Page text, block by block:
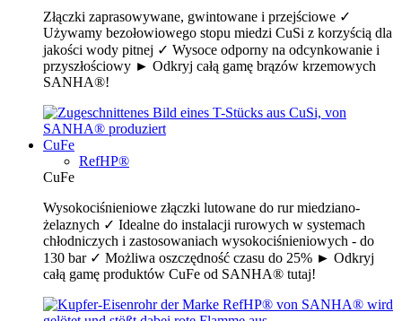
Złączki zaprasowywane, gwintowane i przejściowe ✓
Używamy bezołowiowego stopu miedzi CuSi z korzyścią dla
jakości wody pitnej ✓ Wysoce odporny na odcynkowanie i
przyszłościowy ► Odkryj całą gamę brązów krzemowych
SANHA®!
CuFe
RefHP®
CuFe
Wysokociśnieniowe złączki lutowane do rur miedziano-
żelaznych ✓ Idealne do instalacji rurowych w systemach
chłodniczych i zastosowaniach wysokociśnieniowych - do
130 bar ✓ Możliwa oszczędność czasu do 25% ► Odkryj
całą gamę produktów CuFe od SANHA® tutaj!